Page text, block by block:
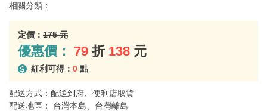
相關分類：
定價： 175 元
優惠價： 79 折 138 元
紅利可得： 0 點
配送方式：配送到府、便利店取貨
配送地區： 台灣本島、台灣離島